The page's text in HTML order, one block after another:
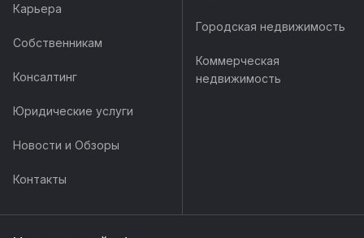
Карьера
Собственникам
Консалтинг
Юридические услуги
Новости и Обзоры
Контакты
Городская недвижимость
Коммерческая
недвижимость